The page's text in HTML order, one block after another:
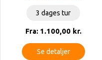
3 dages tur
Fra: 1.100,00 kr.
Se detaljer